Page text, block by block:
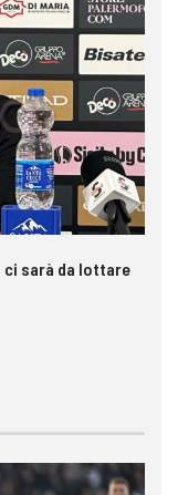
ci sarà da lottare